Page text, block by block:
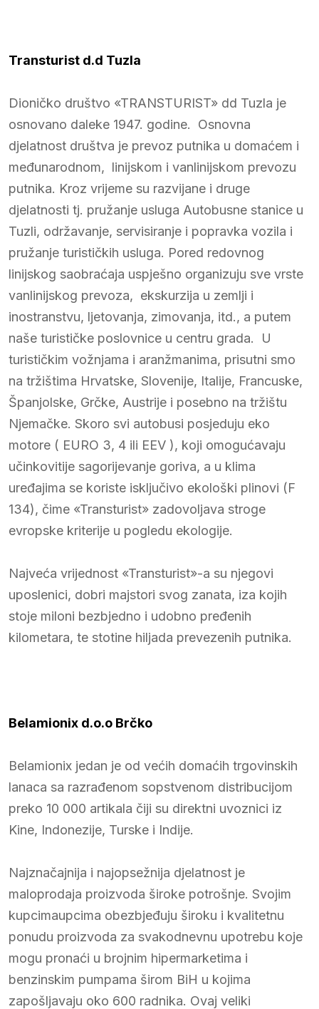
Transturist d.d Tuzla
Dioničko društvo «TRANSTURIST» dd Tuzla je
osnovano daleke 1947. godine. Osnovna
djelatnost društva je prevoz putnika u domaćem i
međunarodnom, linijskom i vanlinijskom prevozu
putnika. Kroz vrijeme su razvijane i druge
djelatnosti tj. pružanje usluga Autobusne stanice u
Tuzli, održavanje, servisiranje i popravka vozila i
pružanje turističkih usluga. Pored redovnog
linijskog saobraćaja uspješno organizuju sve vrste
vanlinijskog prevoza, ekskurzija u zemlji i
inostranstvu, ljetovanja, zimovanja, itd., a putem
naše turističke poslovnice u centru grada. U
turističkim vožnjama i aranžmanima, prisutni smo
na tržištima Hrvatske, Slovenije, Italije, Francuske,
Španjolske, Grčke, Austrije i posebno na tržištu
Njemačke. Skoro svi autobusi posjeduju eko
motore ( EURO 3, 4 ili EEV ), koji omogućavaju
učinkovitije sagorijevanje goriva, a u klima
uređajima se koriste isključivo ekološki plinovi (F
134), čime «Transturist» zadovoljava stroge
evropske kriterije u pogledu ekologije.
Najveća vrijednost «Transturist»-a su njegovi
uposlenici, dobri majstori svog zanata, iza kojih
stoje miloni bezbjedno i udobno pređenih
kilometara, te stotine hiljada prevezenih putnika.
Belamionix d.o.o Brčko
Belamionix jedan je od većih domaćih trgovinskih
lanaca sa razrađenom sopstvenom distribucijom
preko 10 000 artikala čiji su direktni uvoznici iz
Kine, Indonezije, Turske i Indije.
Najznačajnija i najopsežnija djelatnost je
maloprodaja proizvoda široke potrošnje. Svojim
kupcimaupcima obezbjeđuju široku i kvalitetnu
ponudu proizvoda za svakodnevnu upotrebu koje
mogu pronaći u brojnim hipermarketima i
benzinskim pumpama širom BiH u kojima
zapošljavaju oko 600 radnika. Ovaj veliki